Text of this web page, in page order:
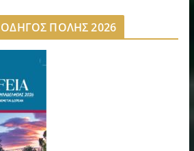
ΟΔΗΓΟΣ ΠΟΛΗΣ 2026